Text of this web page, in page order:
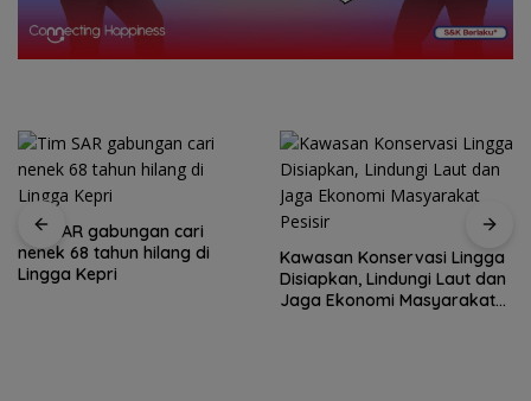
Tim SAR gabungan cari
nenek 68 tahun hilang di
Lingga Kepri
Kawasan Konservasi Lingga
Disiapkan, Lindungi Laut dan
Jaga Ekonomi Masyarakat